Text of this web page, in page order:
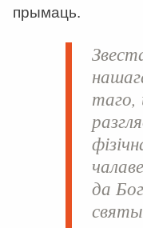
прымаць.
таго,
да